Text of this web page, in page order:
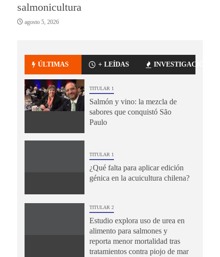
salmonicultura
agosto 5, 2026
ÚLTIMAS + LEÍDAS INVESTIGACIÓN
TITULAR 1
Salmón y vino: la mezcla de
sabores que conquistó São
Paulo
TITULAR 1
¿Qué falta para aplicar edición
génica en la acuicultura chilena?
TITULAR 2
Estudio explora uso de urea en
alimento para salmones y
reporta menor mortalidad tras
tratamientos contra piojo de mar